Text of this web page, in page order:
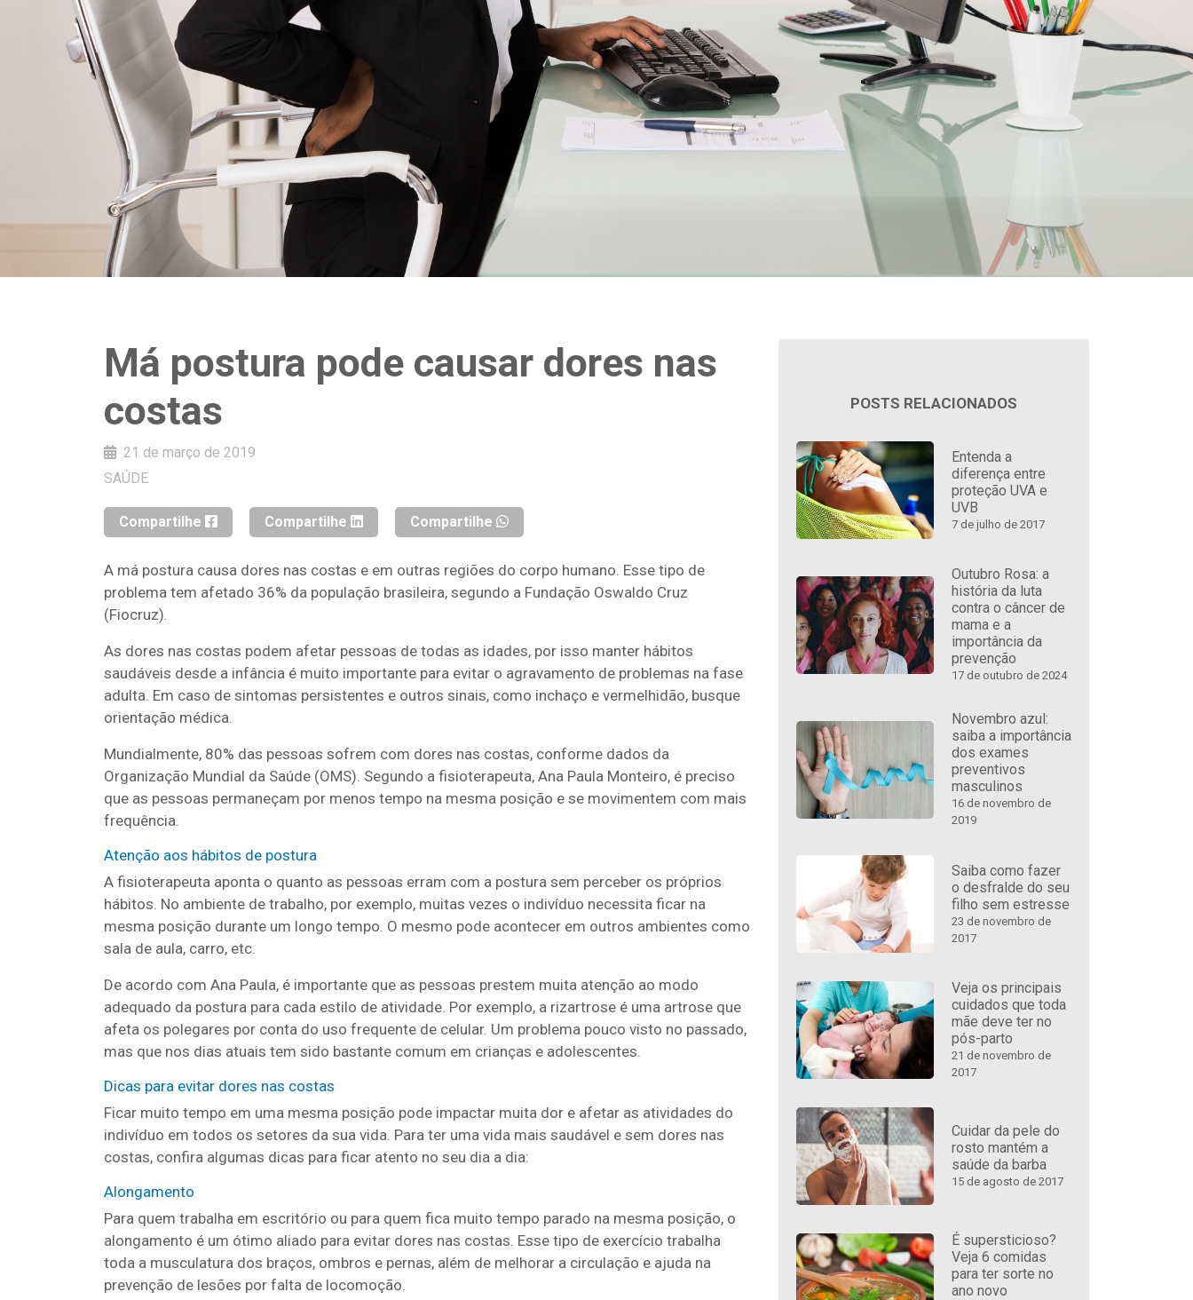
Má postura pode causar dores nas
costas
21 de março de 2019
SAÚDE
Compartilhe Compartilhe Compartilhe
A má postura causa dores nas costas e em outras regiões do corpo humano. Esse tipo de
problema tem afetado 36% da população brasileira, segundo a Fundação Oswaldo Cruz
(Fiocruz).
As dores nas costas podem afetar pessoas de todas as idades, por isso manter hábitos
saudáveis desde a infância é muito importante para evitar o agravamento de problemas na fase
adulta. Em caso de sintomas persistentes e outros sinais, como inchaço e vermelhidão, busque
orientação médica.
Mundialmente, 80% das pessoas sofrem com dores nas costas, conforme dados da
Organização Mundial da Saúde (OMS). Segundo a fisioterapeuta, Ana Paula Monteiro, é preciso
que as pessoas permaneçam por menos tempo na mesma posição e se movimentem com mais
frequência.
Atenção aos hábitos de postura
A fisioterapeuta aponta o quanto as pessoas erram com a postura sem perceber os próprios
hábitos. No ambiente de trabalho, por exemplo, muitas vezes o indivíduo necessita ficar na
mesma posição durante um longo tempo. O mesmo pode acontecer em outros ambientes como
sala de aula, carro, etc.
De acordo com Ana Paula, é importante que as pessoas prestem muita atenção ao modo
adequado da postura para cada estilo de atividade. Por exemplo, a rizartrose é uma artrose que
afeta os polegares por conta do uso frequente de celular. Um problema pouco visto no passado,
mas que nos dias atuais tem sido bastante comum em crianças e adolescentes.
Dicas para evitar dores nas costas
Ficar muito tempo em uma mesma posição pode impactar muita dor e afetar as atividades do
indivíduo em todos os setores da sua vida. Para ter uma vida mais saudável e sem dores nas
costas, confira algumas dicas para ficar atento no seu dia a dia:
Alongamento
Para quem trabalha em escritório ou para quem fica muito tempo parado na mesma posição, o
alongamento é um ótimo aliado para evitar dores nas costas. Esse tipo de exercício trabalha
toda a musculatura dos braços, ombros e pernas, além de melhorar a circulação e ajuda na
prevenção de lesões por falta de locomoção.
POSTS RELACIONADOS
Entenda a
diferença entre
proteção UVA e
UVB
7 de julho de 2017
Outubro Rosa: a
história da luta
contra o câncer de
mama e a
importância da
prevenção
17 de outubro de 2024
Novembro azul:
saiba a importância
dos exames
preventivos
masculinos
16 de novembro de
2019
Saiba como fazer
o desfralde do seu
filho sem estresse
23 de novembro de
2017
Veja os principais
cuidados que toda
mãe deve ter no
pós-parto
21 de novembro de
2017
Cuidar da pele do
rosto mantém a
saúde da barba
15 de agosto de 2017
É supersticioso?
Veja 6 comidas
para ter sorte no
ano novo